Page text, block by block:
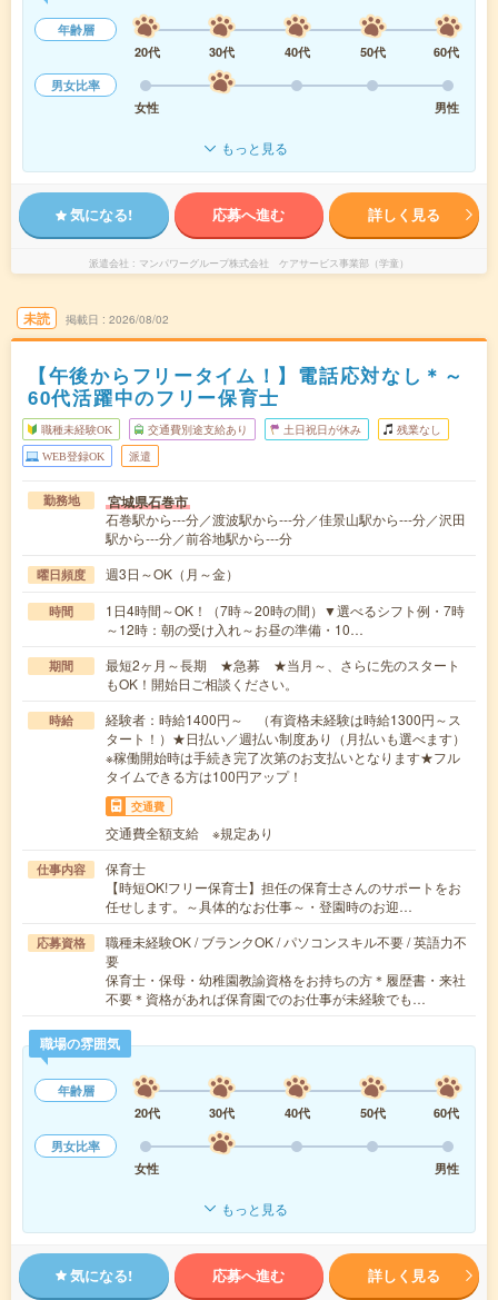
年齢層
20代
30代 40代 50代
60代
男女比率
女性
男性
もっと見る
気になる! 応募へ進む 詳しく見る
派遣会社 マンパワーグループ株式会社 ケアサービス事業部（学童）
未読 掲載日 2026/08/02
【午後からフリータイム！】電話応対なし＊～
60代活躍中のフリー保育士
職種未経験OK 交通費別途支給あり 土日祝日が休み 残業なし
WEB登録OK 派遣
勤務地 宮城県石巻市
石巻駅から---分／渡波駅から---分／佳景山駅から---分／沢田
駅から---分／前谷地駅から---分
曜日頻度 週3日～OK（月～金）
時間
1日4時間～OK！（7時～20時の間）▼選べるシフト例・7時
～12時：朝の受け入れ～お昼の準備・10…
期間
最短2ヶ月～長期 ★急募 ★当月～、さらに先のスタート
もOK！開始日ご相談ください。
時給
経験者：時給1400円～ （有資格未経験は時給1300円～ス
タート！）★日払い／週払い制度あり（月払いも選べます）
※稼働開始時は手続き完了次第のお支払いとなります★フル
タイムできる方は100円アップ！
交通費
交通費全額支給 ※規定あり
仕事内容
保育士
【時短OK!フリー保育士】担任の保育士さんのサポートをお
任せします。～具体的なお仕事～・登園時のお迎…
応募資格
職種未経験OK / ブランクOK / パソコンスキル不要 / 英語力不
要
保育士・保母・幼稚園教諭資格をお持ちの方＊履歴書・来社
不要＊資格があれば保育園でのお仕事が未経験でも…
職場の雰囲気
年齢層
20代
30代 40代 50代
60代
男女比率
女性
男性
もっと見る
気になる! 応募へ進む 詳しく見る